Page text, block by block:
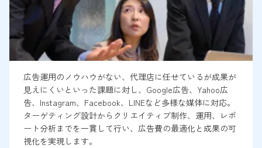
広告運用のノウハウがない、代理店に任せているが成果が
見えにくいといった課題に対し、Google広告、Yahoo広
告、Instagram、Facebook、LINEなど多様な媒体に対応。
ターゲティング設計からクリエイティブ制作、運用、レポ
ート分析までを一貫して行い、広告費の最適化と成果の可
視化を実現します。